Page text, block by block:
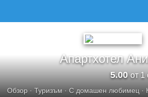
Апартхотел
5.00от 1
Обзор · Туризъм · С домашен любимец ·